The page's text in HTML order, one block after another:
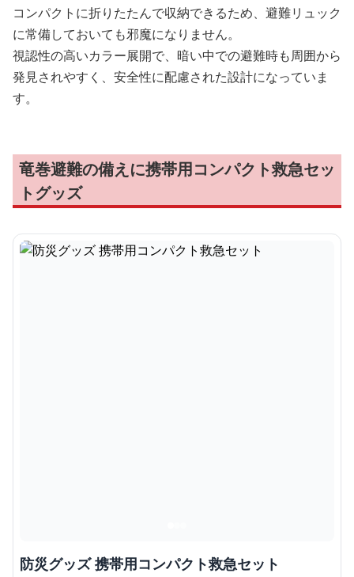
コンパクトに折りたたんで収納できるため、避難リュック
に常備しておいても邪魔になりません。
視認性の高いカラー展開で、暗い中での避難時も周囲から
発見されやすく、安全性に配慮された設計になっていま
す。
竜巻避難の備えに携帯用コンパクト救急セッ
トグッズ
防災グッズ 携帯用コンパクト救急セット